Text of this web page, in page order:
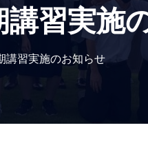
習実施
講習実施のお知らせ